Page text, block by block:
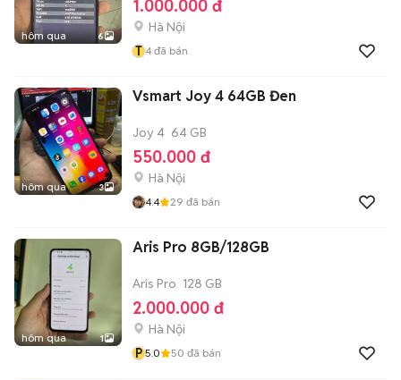
hôm qua 6
1.000.000 đ
Hà Nội
T 4 đã bán
hôm qua 3
Vsmart Joy 4 64GB Đen
Joy 4 64 GB
550.000 đ
Hà Nội
4.4 29 đã bán
hôm qua 1
Aris Pro 8GB/128GB
Aris Pro 128 GB
2.000.000 đ
Hà Nội
P 5.0 50 đã bán